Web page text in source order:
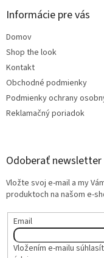
Informácie pre vás
Domov
Shop the look
Kontakt
Obchodné podmienky
Podmienky ochrany
Reklamačný poriadok
Odoberať newsletter
Vložte svoj e-mail a my
produktoch na našom e-
Email
Vložením e-mailu